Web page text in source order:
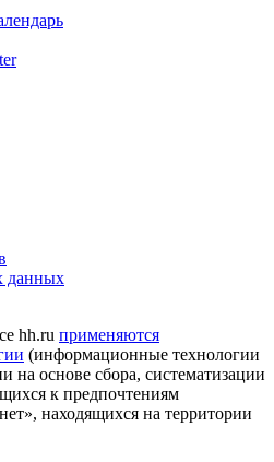
данных
hh.ru применяются
(информационные технологии
на основе сбора, систематизации
к предпочтениям
находящихся на территории